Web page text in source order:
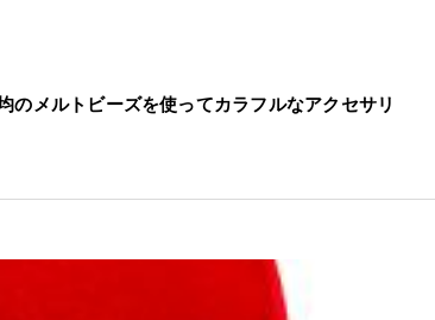
のメルトビーズを使ってカラフルなアクセサリ